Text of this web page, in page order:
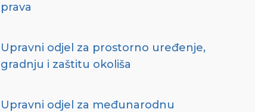
prava
Upravni odjel za prostorno uređenje,
gradnju i zaštitu okoliša
Upravni odjel za međunarodnu